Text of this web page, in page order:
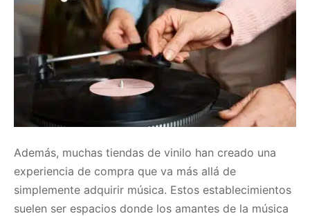
Además, muchas tiendas de vinilo han creado una
experiencia de compra que va más allá de
simplemente adquirir música. Estos establecimientos
suelen ser espacios donde los amantes de la música